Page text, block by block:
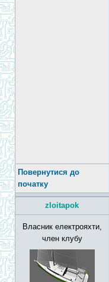
Повернутися до
початку
zloitapok
Власник електрояхти,
член клубу